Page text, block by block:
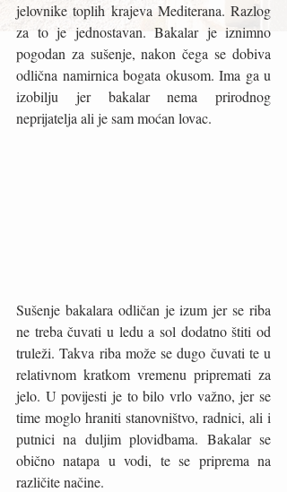
jelovnike toplih krajeva Mediterana. Razlog
za to je jednostavan. Bakalar je iznimno
pogodan za sušenje, nakon čega se dobiva
odlična namirnica bogata okusom. Ima ga u
izobilju jer bakalar nema prirodnog
neprijatelja ali je sam moćan lovac.
Sušenje bakalara odličan je izum jer se riba
ne treba čuvati u ledu a sol dodatno štiti od
truleži. Takva riba može se dugo čuvati te u
relativnom kratkom vremenu pripremati za
jelo. U povijesti je to bilo vrlo važno, jer se
time moglo hraniti stanovništvo, radnici, ali i
putnici na duljim plovidbama. Bakalar se
obično natapa u vodi, te se priprema na
različite načine.